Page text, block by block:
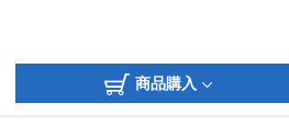
商品購入